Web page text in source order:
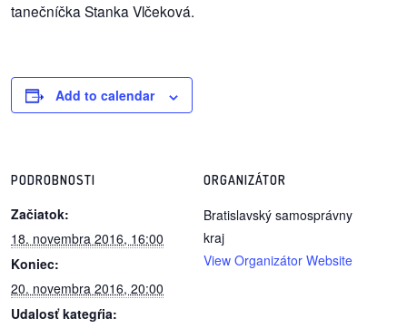
o
nás
autorské
zázemie
tanečníčka Stanka Vlčeková.
Add to calendar
PODROBNOSTI
Začiatok:
18. novembra 2016, 16:00
Koniec:
20. novembra 2016, 20:00
Udalosť kategŕia:
ORGANIZÁTOR
Bratislavský samosprávny
kraj
View Organizátor Website